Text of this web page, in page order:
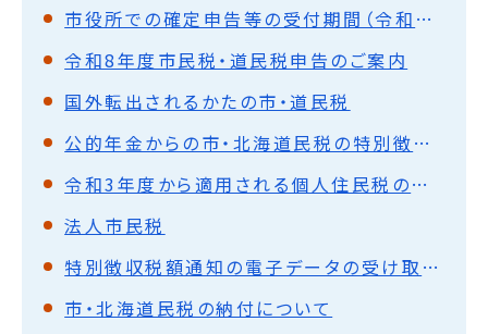
市役所での確定申告等の受付期間（令和7年分）
令和8年度市民税・道民税申告のご案内
国外転出されるかたの市・道民税
公的年金からの市・北海道民税の特別徴収（天引き）について
令和3年度から適用される個人住民税の主な税制改正
法人市民税
特別徴収税額通知の電子データの受け取りを希望される事業者の皆様へ
市・北海道民税の納付について